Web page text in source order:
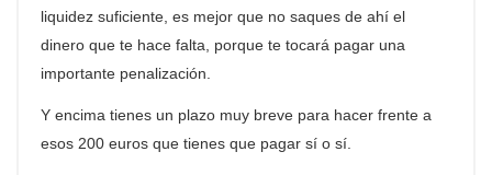
liquidez suficiente, es mejor que no saques de ahí el
dinero que te hace falta, porque te tocará pagar una
importante penalización.
Y encima tienes un plazo muy breve para hacer frente a
esos 200 euros que tienes que pagar sí o sí.